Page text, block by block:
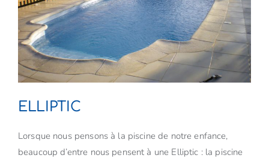
ELLIPTIC
Lorsque nous pensons à la piscine de notre enfance,
beaucoup d’entre nous pensent à une Elliptic : la piscine